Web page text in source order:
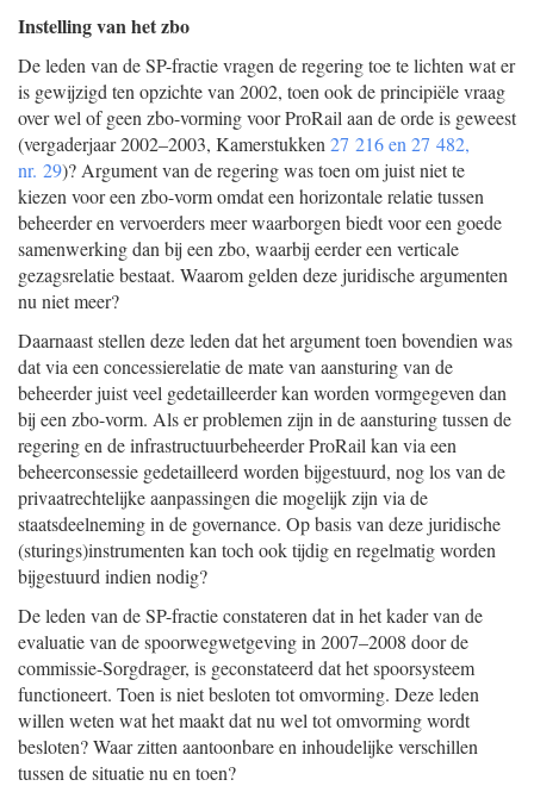
Instelling van het zbo
De leden van de SP-fractie vragen de regering toe te lichten wat er
is gewijzigd ten opzichte van 2002, toen ook de principiële vraag
over wel of geen zbo-vorming voor ProRail aan de orde is geweest
(vergaderjaar 2002–2003, Kamerstukken 27 216 en 27 482,
nr. 29)? Argument van de regering was toen om juist niet te
kiezen voor een zbo-vorm omdat een horizontale relatie tussen
beheerder en vervoerders meer waarborgen biedt voor een goede
samenwerking dan bij een zbo, waarbij eerder een verticale
gezagsrelatie bestaat. Waarom gelden deze juridische argumenten
nu niet meer?
Daarnaast stellen deze leden dat het argument toen bovendien was
dat via een concessierelatie de mate van aansturing van de
beheerder juist veel gedetailleerder kan worden vormgegeven dan
bij een zbo-vorm. Als er problemen zijn in de aansturing tussen de
regering en de infrastructuurbeheerder ProRail kan via een
beheerconsessie gedetailleerd worden bijgestuurd, nog los van de
privaatrechtelijke aanpassingen die mogelijk zijn via de
staatsdeelneming in de governance. Op basis van deze juridische
(sturings)instrumenten kan toch ook tijdig en regelmatig worden
bijgestuurd indien nodig?
De leden van de SP-fractie constateren dat in het kader van de
evaluatie van de spoorwegwetgeving in 2007–2008 door de
commissie-Sorgdrager, is geconstateerd dat het spoorsysteem
functioneert. Toen is niet besloten tot omvorming. Deze leden
willen weten wat het maakt dat nu wel tot omvorming wordt
besloten? Waar zitten aantoonbare en inhoudelijke verschillen
tussen de situatie nu en toen?